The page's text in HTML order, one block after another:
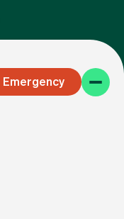
Emergency